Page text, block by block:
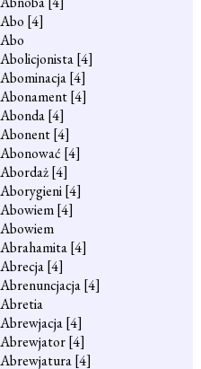
Abo [4]
Abo
Abolicjonista[4]
Abominacja[4]
Abonament[4]
Abonda[4]
Abonent[4]
Abonować [4]
Abordaż[4]
Aborygieni[4]
Abowiem[4]
Abowiem
Abrahamita[4]
Abrecja[4]
Abrenuncjacja[4]
Abretia
Abrewjacja[4]
Abrewjator[4]
Abrewjatura[4]